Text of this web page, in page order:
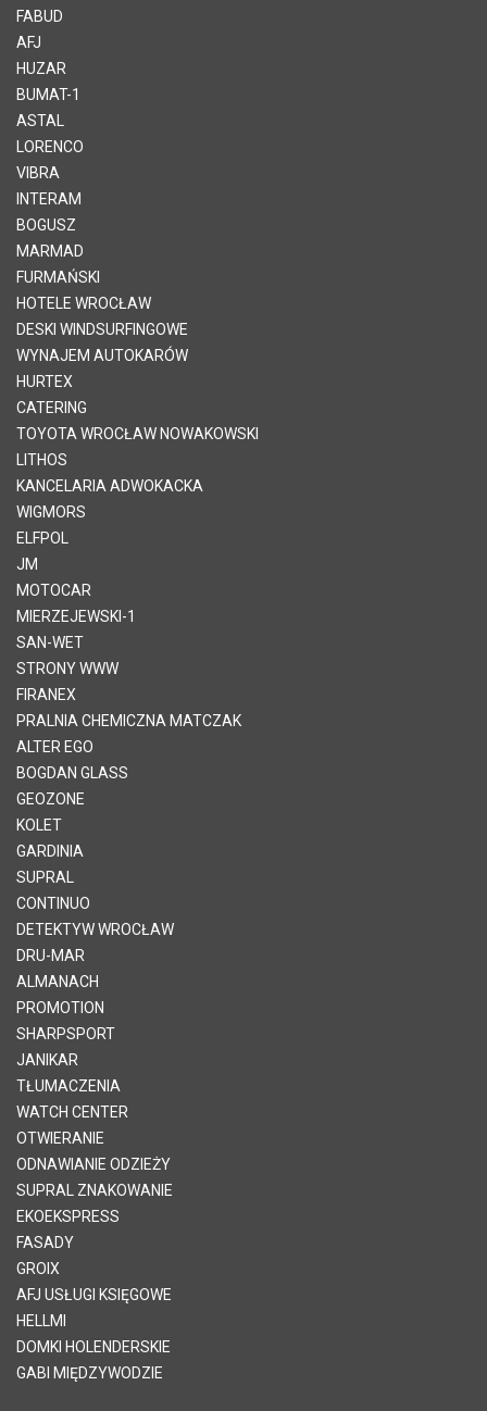
FABUD
AFJ
HUZAR
BUMAT-1
ASTAL
LORENCO
VIBRA
INTERAM
BOGUSZ
MARMAD
FURMAŃSKI
HOTELE WROCŁAW
DESKI WINDSURFINGOWE
WYNAJEM AUTOKARÓW
HURTEX
CATERING
TOYOTA WROCŁAW NOWAKOWSKI
LITHOS
KANCELARIA ADWOKACKA
WIGMORS
ELFPOL
JM
MOTOCAR
MIERZEJEWSKI-1
SAN-WET
STRONY WWW
FIRANEX
PRALNIA CHEMICZNA MATCZAK
ALTER EGO
BOGDAN GLASS
GEOZONE
KOLET
GARDINIA
SUPRAL
CONTINUO
DETEKTYW WROCŁAW
DRU-MAR
ALMANACH
PROMOTION
SHARPSPORT
JANIKAR
TŁUMACZENIA
WATCH CENTER
OTWIERANIE
ODNAWIANIE ODZIEŻY
SUPRAL ZNAKOWANIE
EKOEKSPRESS
FASADY
GROIX
AFJ USŁUGI KSIĘGOWE
HELLMI
DOMKI HOLENDERSKIE
GABI MIĘDZYWODZIE